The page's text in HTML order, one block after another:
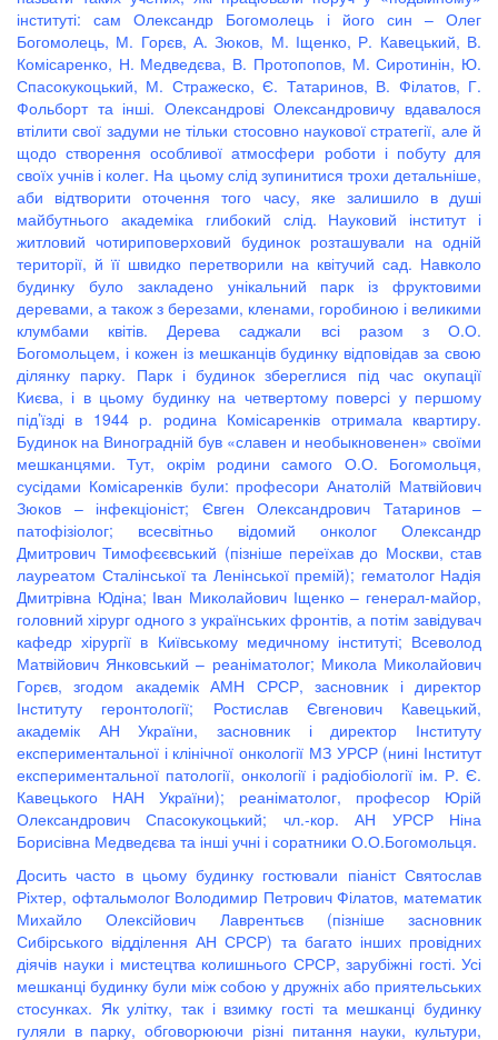
інституті: сам Олександр Богомолець і його син – Олег
Богомолець, М. Горєв, А. Зюков, М. Іщенко, Р. Кавецький, В.
Комісаренко, Н. Медведєва, В. Протопопов, М. Сиротинін, Ю.
Спасокукоцький, М. Стражеско, Є. Татаринов, В. Філатов, Г.
Фольборт та інші. Олександрові Олександровичу вдавалося
втілити свої задуми не тільки стосовно наукової стратегії, але й
щодо створення особливої атмосфери роботи і побуту для
своїх учнів і колег. На цьому слід зупинитися трохи детальніше,
аби відтворити оточення того часу, яке залишило в душі
майбутнього академіка глибокий слід. Науковий інститут і
житловий чотириповерховий будинок розташували на одній
території, й її швидко перетворили на квітучий сад. Навколо
будинку було закладено унікальний парк із фруктовими
деревами, а також з березами, кленами, горобиною і великими
клумбами квітів. Дерева саджали всі разом з О.О.
Богомольцем, і кожен із мешканців будинку відповідав за свою
ділянку парку. Парк і будинок збереглися під час окупації
Києва, і в цьому будинку на четвертому поверсі у першому
під’їзді в 1944 р. родина Комісаренків отримала квартиру.
Будинок на Виноградній був «славен и необыкновенен» своїми
мешканцями. Тут, окрім родини самого О.О. Богомольця,
сусідами Комісаренків були: професори Анатолій Матвійович
Зюков – інфекціоніст; Євген Олександрович Татаринов –
патофізіолог; всесвітньо відомий онколог Олександр
Дмитрович Тимофєєвський (пізніше переїхав до Москви, став
лауреатом Сталінської та Ленінської премій); гематолог Надія
Дмитрівна Юдіна; Іван Миколайович Іщенко – генерал-майор,
головний хірург одного з українських фронтів, а потім завідувач
кафедр хірургії в Київському медичному інституті; Всеволод
Матвійович Янковський – реаніматолог; Микола Миколайович
Горєв, згодом академік АМН СРСР, засновник і директор
Інституту геронтології; Ростислав Євгенович Кавецький,
академік АН України, засновник і директор Інституту
експериментальної і клінічної онкології МЗ УРСР (нині Інститут
експериментальної патології, онкології і радіобіології ім. Р. Є.
Кавецького НАН України); реаніматолог, професор Юрій
Олександрович Спасокукоцький; чл.-кор. АН УРСР Ніна
Борисівна Медведєва та інші учні і соратники О.О.Богомольця.
Досить часто в цьому будинку гостювали піаніст Святослав
Ріхтер, офтальмолог Володимир Петрович Філатов, математик
Михайло Олексійович Лаврентьєв (пізніше засновник
Сибірського відділення АН СРСР) та багато інших провідних
діячів науки і мистецтва колишнього СРСР, зарубіжні гості. Усі
мешканці будинку були між собою у дружніх або приятельських
стосунках. Як улітку, так і взимку гості та мешканці будинку
гуляли в парку, обговорюючи різні питання науки, культури,